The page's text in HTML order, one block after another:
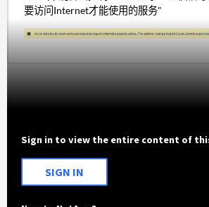
要访问Internet才能使用的服务"
Sign in to view the entire content of
SIGN IN